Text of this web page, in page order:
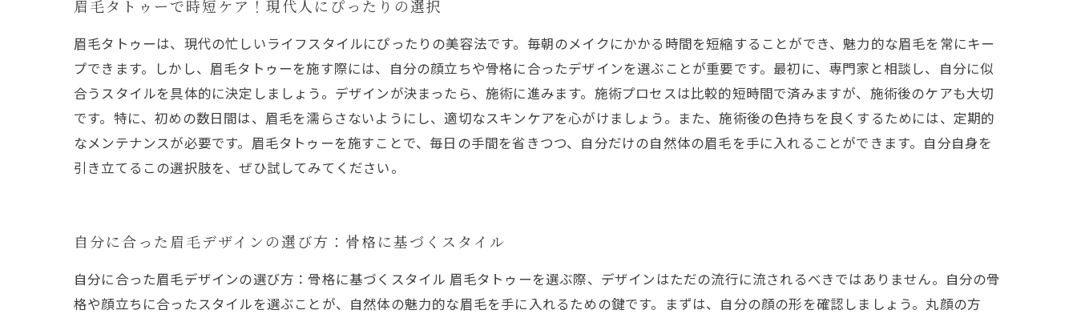
眉毛タトゥーで時短ケア！現代人にぴったりの選択
眉毛タトゥーは、現代の忙しいライフスタイルにぴったりの美容法です。毎朝のメイクにかかる時間を短縮することができ、魅力的な眉毛を常にキー
プできます。しかし、眉毛タトゥーを施す際には、自分の顔立ちや骨格に合ったデザインを選ぶことが重要です。最初に、専門家と相談し、自分に似
合うスタイルを具体的に決定しましょう。デザインが決まったら、施術に進みます。施術プロセスは比較的短時間で済みますが、施術後のケアも大切
です。特に、初めの数日間は、眉毛を濡らさないようにし、適切なスキンケアを心がけましょう。また、施術後の色持ちを良くするためには、定期的
なメンテナンスが必要です。眉毛タトゥーを施すことで、毎日の手間を省きつつ、自分だけの自然体の眉毛を手に入れることができます。自分自身を
引き立てるこの選択肢を、ぜひ試してみてください。
自分に合った眉毛デザインの選び方：骨格に基づくスタイル
自分に合った眉毛デザインの選び方：骨格に基づくスタイル 眉毛タトゥーを選ぶ際、デザインはただの流行に流されるべきではありません。自分の骨
格や顔立ちに合ったスタイルを選ぶことが、自然体の魅力的な眉毛を手に入れるための鍵です。まずは、自分の顔の形を確認しましょう。丸顔の方